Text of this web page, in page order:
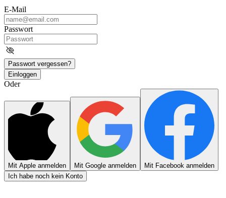
E-Mail
Passwort
Passwort vergessen?
Einloggen
Oder
Mit Apple anmelden Mit Google anmelden
Mit Facebook anmelden
Ich habe noch kein Konto